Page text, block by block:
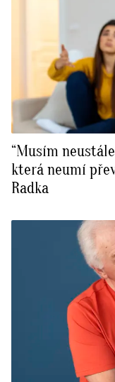
“Musím
která neumí
Radka